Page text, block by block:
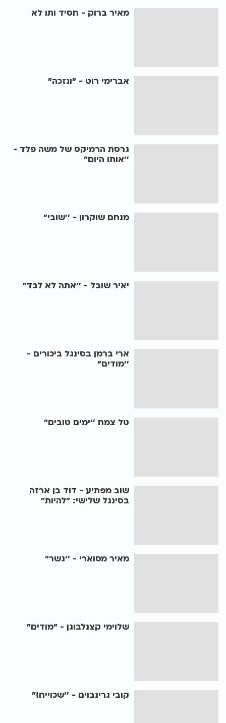
מאיר ברוק - חסיד ותו לא
אברימי רוט - "ונזכה"
גרסת הרמיקס של משה פלד -
’’אותו היום"
מנחם שוקרון - ’’שובי"
יאיר שובל - ’’אתה לא לבד"
ארי ברמן בסינגל ביכורים -
’’מודים"
טל צמח ’’ימים טובים"
שוב מפתיע - דוד בן ארזה
בסינגל שלישי: "להיות"
מאיר מסוארי - ’’גשר"
שלוימי קצנלבוגן - "מודים"
קובי גרינבוים - ’’שכוייח!"